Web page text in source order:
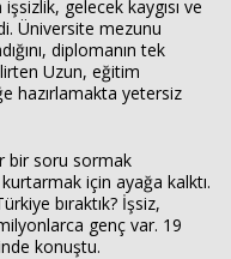
gelecek kaygısı ve
Üniversite mezunu
diplomanın tek
Uzun, eğitim
hazırlamakta yetersiz
bir soru sormak
için ayağa kalktı.
bıraktık? İşsiz,
genç var. 19
konuştu.